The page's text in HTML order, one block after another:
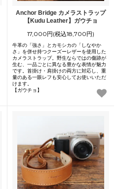
Anchor Bridge カメラストラップ
【Kudu Leather】ガウチョ
17,000円(税込18,700円)
牛革の「強さ」とカモシカの「しなやか
さ」を併せ持つクーズーレザーを使用した
カメラストラップ。野生ならではの傷跡が
生む、一品ごとに異なる豊かな表情が魅力
です。首掛け・肩掛けの両方に対応し、重
量のある一眼レフも安心してお使いいただ
けます。
【ガウチョ】